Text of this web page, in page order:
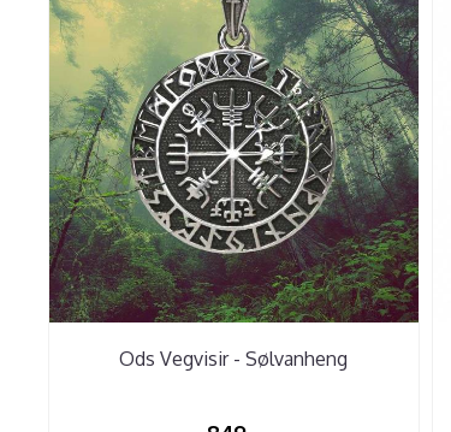
Ods Vegvisir - Sølvanheng